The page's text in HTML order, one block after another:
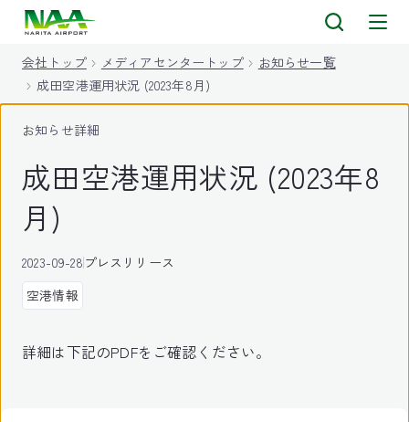
会社トップ メディアセンタートップ
お知らせ一覧
成田空港運用状況 (2023年8月)
お知らせ詳細
成田空港運用状況 (2023年8
月)
2023-09-28プレスリリース
空港情報
詳細は下記のPDFをご確認ください。